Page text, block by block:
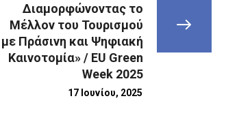
Διαμορφώνοντας το
Μέλλον του Τουρισμού
με Πράσινη και Ψηφιακή
Καινοτομία» / EU Green
Week 2025
17 Ιουνίου, 2025